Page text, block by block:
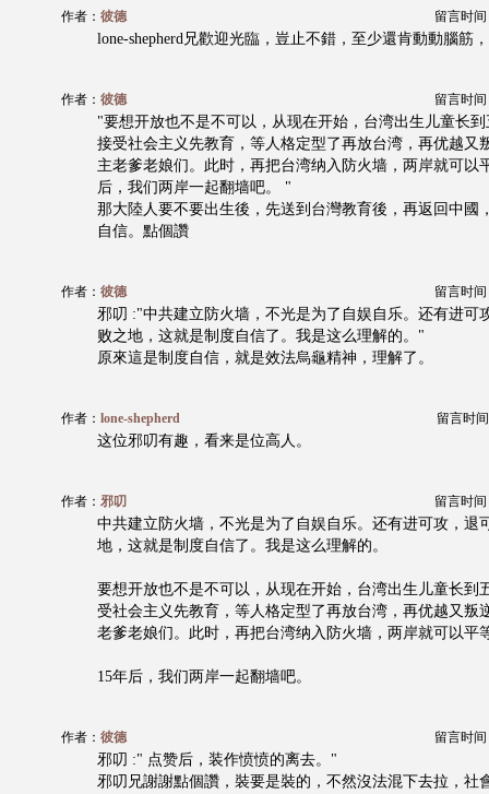
作者： 彼德 留言时间
lone-shepherd兄歡迎光臨，豈止不錯，至少還肯動動腦筋
作者： 彼德 留言时间
"要想开放也不是不可以，从现在开始，台湾出生儿童长
接受社会主义先教育，等人格定型了再放台湾，再优越又
主老爹老娘们。此时，再把台湾纳入防火墙，两岸就可以
后，我们两岸一起翻墙吧。 "
那大陸人要不要出生後，先送到台灣教育後，再返回中國
自信。點個讚
作者： 彼德 留言时间
邪叨 :"中共建立防火墙，不光是为了自娱自乐。还有进可
败之地，这就是制度自信了。我是这么理解的。"
原來這是制度自信，就是效法烏龜精神，理解了。
作者： lone-shepherd 留言时
这位邪叨有趣，看来是位高人。
作者： 邪叨 留言时间
中共建立防火墙，不光是为了自娱自乐。还有进可攻，退
地，这就是制度自信了。我是这么理解的。
要想开放也不是不可以，从现在开始，台湾出生儿童长到
受社会主义先教育，等人格定型了再放台湾，再优越又叛
老爹老娘们。此时，再把台湾纳入防火墙，两岸就可以平
15年后，我们两岸一起翻墙吧。
作者： 彼德 留言时间
邪叨 :" 点赞后，装作愤愤的离去。"
邪叨兄謝謝點個讚，裝要是裝的，不然沒法混下去拉，社